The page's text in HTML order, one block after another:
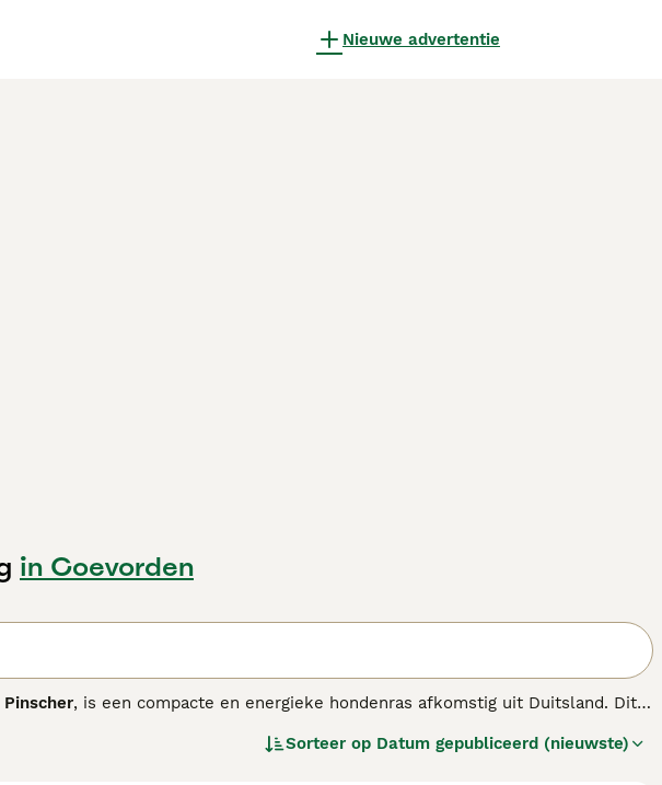
Nieuwe advertentie
in Coevorden
Pinscher, is een compacte en energieke hondenras afkomstig uit Duitsland. Dit
en soms eigenzinnig, maar ook zeer trouw en speels. Dit maakt hem tot een
Sorteer op Datum gepubliceerd (nieuwste)